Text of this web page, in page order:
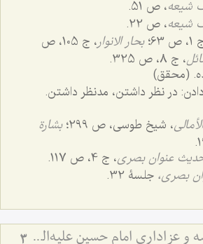
شیعه، ص 51.
شیعه، ص 22.
بحار الانوار
، ج 105، ص
، ج 8، ص 325.
(محقق)
در نظر داشتن، مدنظر داشتن.
الأمالی، شیخ طوسی، ص 299؛
بشارة
عنوان بصری، ج 4، ص 117.
بصری، جلسۀ 32.
آداب مجالس روضه و عزاداری امام حسین علیه‌السلام - و توصیه‌های بزرگان دربارۀ ماه‌های محرّم و صفر